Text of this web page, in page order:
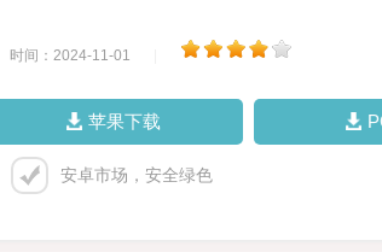
时间：2024-11-01
苹果下载
安卓市场，安全绿色